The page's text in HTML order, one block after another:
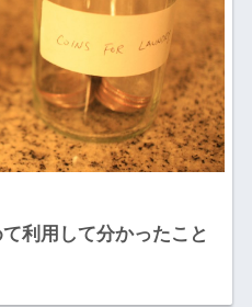
利用して分かったこと